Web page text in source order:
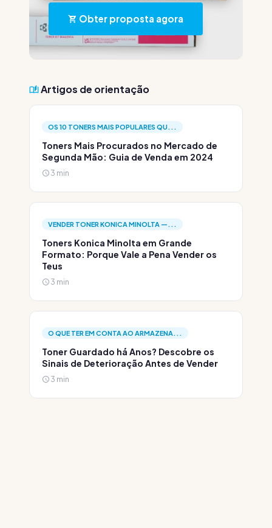
Obter proposta agora
Artigos de orientação
OS 10 TONERS MAIS POPULARES QU...
Toners Mais Procurados no Mercado de
Segunda Mão: Guia de Venda em 2024
3 min
VENDER TONER KONICA MINOLTA —...
Toners Konica Minolta em Grande
Formato: Porque Vale a Pena Vender os
Teus
3 min
O QUE TER EM CONTA AO ARMAZENA...
Toner Guardado há Anos? Descobre os
Sinais de Deterioração Antes de Vender
3 min